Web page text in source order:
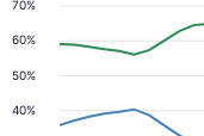
40%
50%
60%
70%